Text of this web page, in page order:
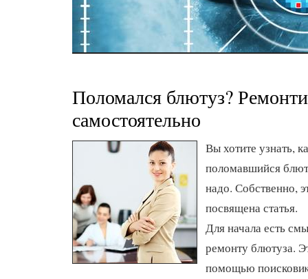
Поломался блютуз?
самостоятельно
Вы хотите узнать,
поломавшийся
надо. Собственно,
посвящена статья.
Для начала есть
ремонту блютуза.
помощью